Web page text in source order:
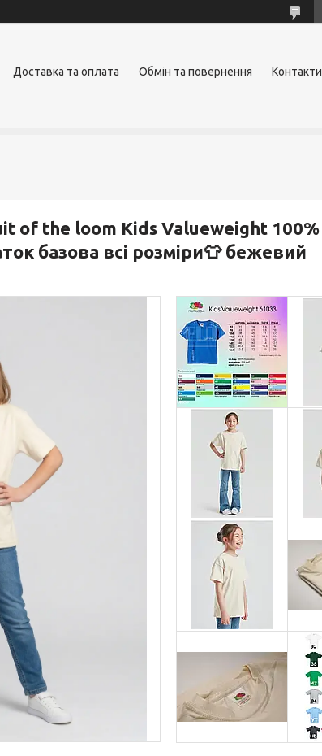
Доставка та оплата Обмін та повернення Контакти
of the loom Kids Valueweight 100%
базова всі розміри👕 бежевий